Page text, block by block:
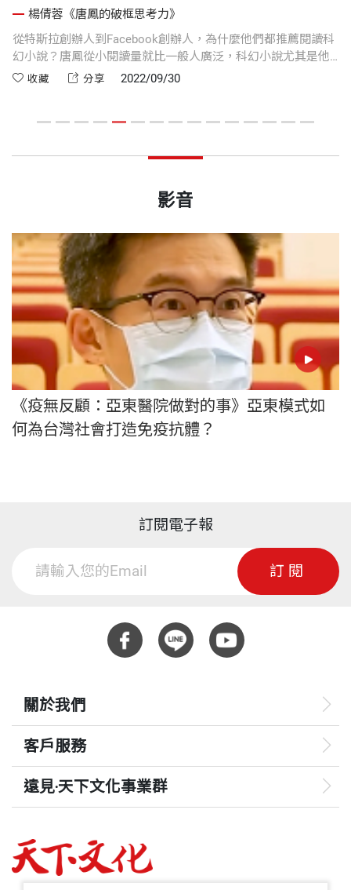
啟發楊倩蓉《唐鳳的破框思考力》
從特斯拉創辦人到Facebook創辦人，為什麼他們都推薦閱讀科
幻小說？唐鳳從小閱讀量就比一般人廣泛，科幻小說尤其是他
的最愛，因為，科幻小說是一種思考未來的訓練
收藏 分享 2022/09/30
影音
《疫無反顧：亞東醫院做對的事》亞東模式如
何為台灣社會打造免疫抗體？
訂閱電子報
訂閱
關於我們
客戶服務
遠見‧天下文化事業群
哈佛商業評論